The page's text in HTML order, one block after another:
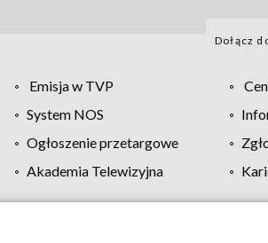
Dołącz
Emisja w TVP
System NOS
Ogłoszenie przetargowe
Akademia Telewizyjna